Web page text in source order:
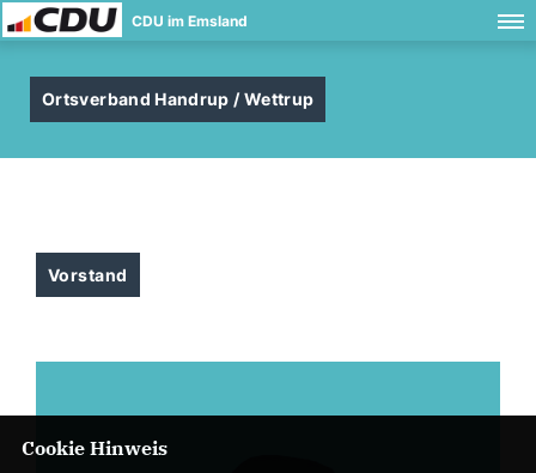
CDU im Emsland
Ortsverband Handrup / Wettrup
Vorstand
Cookie Hinweis